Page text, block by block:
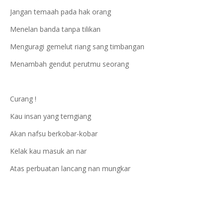
Jangan temaah pada hak orang
Menelan banda tanpa tilikan
Menguragi gemelut riang sang timbangan
Menambah gendut perutmu seorang
Curang !
Kau insan yang terngiang
Akan nafsu berkobar-kobar
Kelak kau masuk an nar
Atas perbuatan lancang nan mungkar